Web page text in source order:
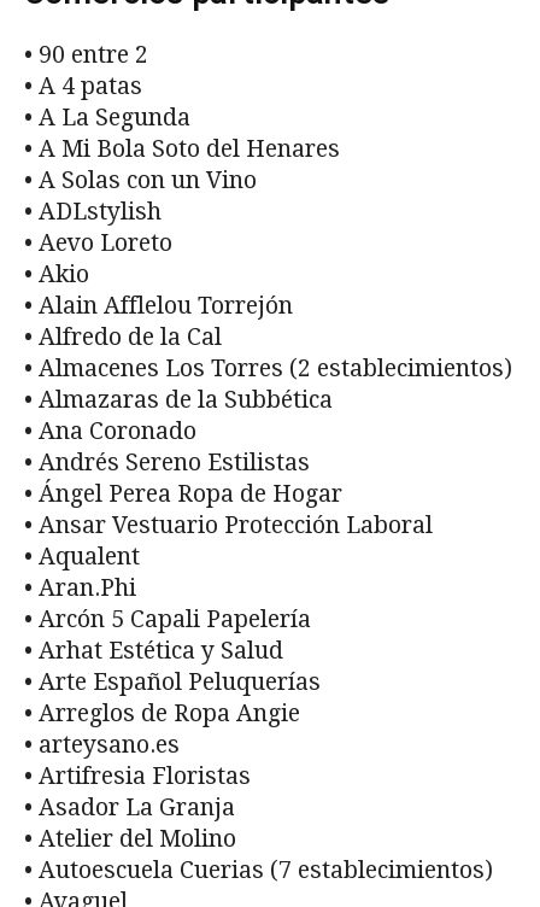
• 90 entre 2
• A 4 patas
• A La Segunda
• A Mi Bola Soto del Henares
• A Solas con un Vino
• ADLstylish
• Aevo Loreto
• Akio
• Alain Afflelou Torrejón
• Alfredo de la Cal
• Almacenes Los Torres (2 establecimientos)
• Almazaras de la Subbética
• Ana Coronado
• Andrés Sereno Estilistas
• Ángel Perea Ropa de Hogar
• Ansar Vestuario Protección Laboral
• Aqualent
• Aran.Phi
• Arcón 5 Capali Papelería
• Arhat Estética y Salud
• Arte Español Peluquerías
• Arreglos de Ropa Angie
• arteysano.es
• Artifresia Floristas
• Asador La Granja
• Atelier del Molino
• Autoescuela Cuerias (7 establecimientos)
• Avaguel